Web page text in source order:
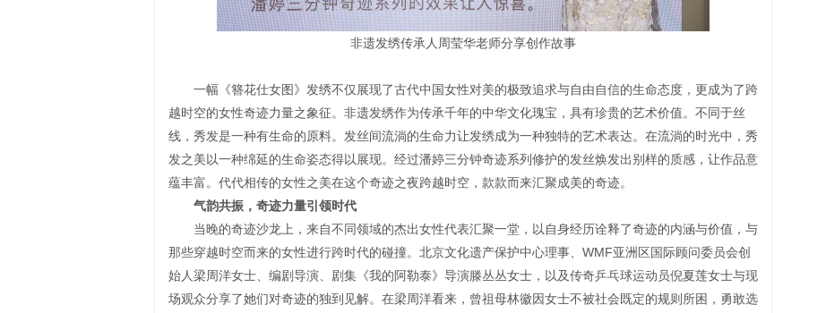
非遗发绣传承人周莹华老师分享创作故事
一幅《簪花仕女图》发绣不仅展现了古代中国女性对美的极致追求与自由自信的生命态度，更成为了跨
越时空的女性奇迹力量之象征。非遗发绣作为传承千年的中华文化瑰宝，具有珍贵的艺术价值。不同于丝
线，秀发是一种有生命的原料。发丝间流淌的生命力让发绣成为一种独特的艺术表达。在流淌的时光中，秀
发之美以一种绵延的生命姿态得以展现。经过潘婷三分钟奇迹系列修护的发丝焕发出别样的质感，让作品意
蕴丰富。代代相传的女性之美在这个奇迹之夜跨越时空，款款而来汇聚成美的奇迹。
气韵共振，奇迹力量引领时代
当晚的奇迹沙龙上，来自不同领域的杰出女性代表汇聚一堂，以自身经历诠释了奇迹的内涵与价值，与
那些穿越时空而来的女性进行跨时代的碰撞。北京文化遗产保护中心理事、WMF亚洲区国际顾问委员会创
始人梁周洋女士、编剧导演、剧集《我的阿勒泰》导演滕丛丛女士，以及传奇乒乓球运动员倪夏莲女士与现
场观众分享了她们对奇迹的独到见解。在梁周洋看来，曾祖母林徽因女士不被社会既定的规则所困，勇敢选